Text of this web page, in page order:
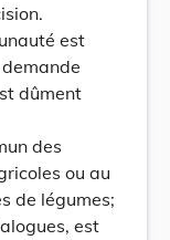
est
dûment
des
ou au
de légumes;
est